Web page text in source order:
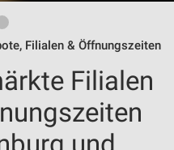
Filialen & Öffnungszeiten
Filialen